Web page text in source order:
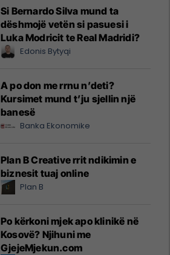
Si Bernardo Silva mund ta
dëshmojë vetën si pasuesi i
Luka Modricit te Real Madridi?
Edonis Bytyqi
A po don me rrnu n’deti?
Kursimet mund t’ju sjellin një
banesë
Banka Ekonomike
Plan B Creative rrit ndikimin e
biznesit tuaj online
Plan B
Po kërkoni mjek apo klinikë në
Kosovë? Njihuni me
GjejeMjekun.com